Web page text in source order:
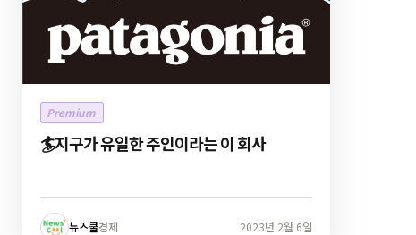
Premium
🏄지구가 유일한 주인이라는 이 회사
뉴스쿨경제 2023년 2월 6일